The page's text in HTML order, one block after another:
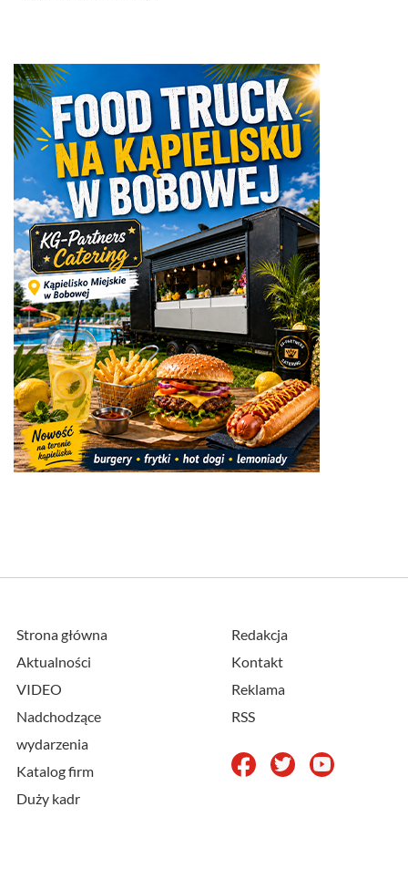
Strona główna
Aktualności
VIDEO
Nadchodzące
wydarzenia
Katalog firm
Duży kadr
Redakcja
Kontakt
Reklama
RSS